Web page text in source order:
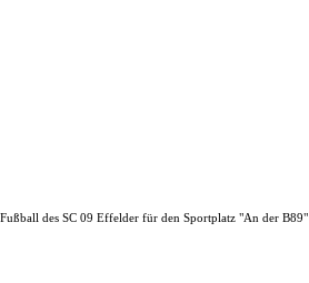
des SC 09 Effelder für den Sportplatz "An der B89"